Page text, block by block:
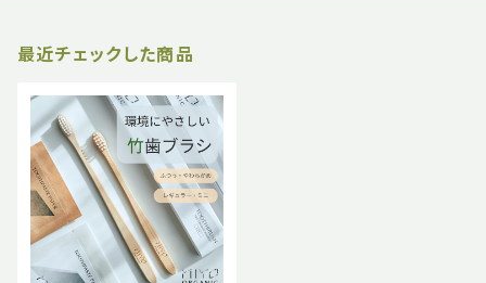
最近チェックした商品